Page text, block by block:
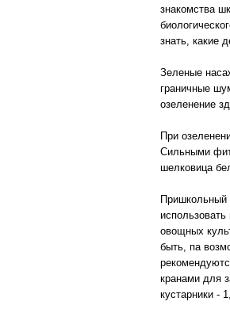
знакомства
знать, какие
Зеленые
граничные
озеленение
При
Сильными
шелковица
Пришкольный
овощных
быть, па
кранами для
кустарники -